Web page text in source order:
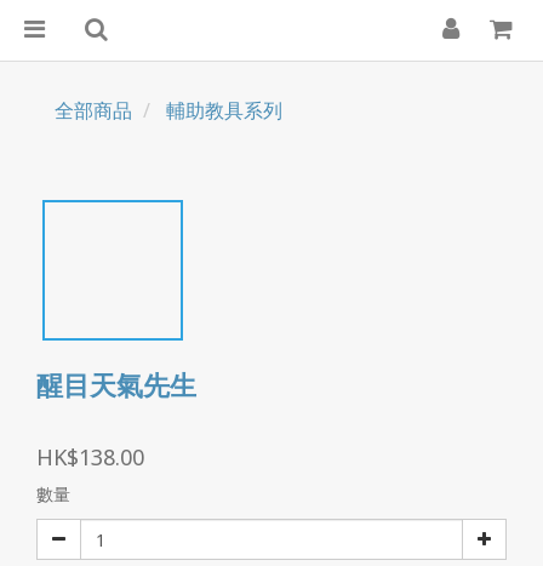
全部商品 輔助教具系列
醒目天氣先生
HK$138.00
數量